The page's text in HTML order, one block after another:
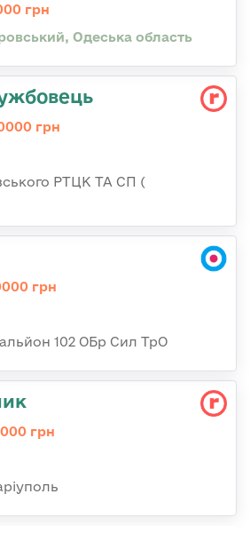
грн
Одеська область
грн
РТЦК ТА СП (
грн
102 ОБр Сил ТрО
грн